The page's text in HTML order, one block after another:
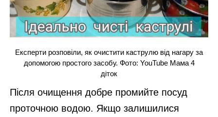
Експерти розповіли, як очистити каструлю від нагару за
допомогою простого засобу. Фото: YouTube Мама 4
діток
Після очищення добре промийте посуд
проточною водою. Якщо залишилися